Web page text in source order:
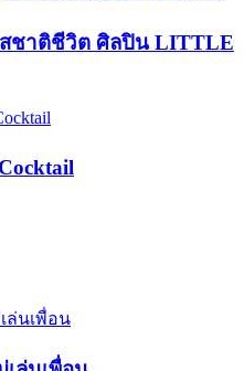
สชาติชีวิต ศิลปิน LITTLE